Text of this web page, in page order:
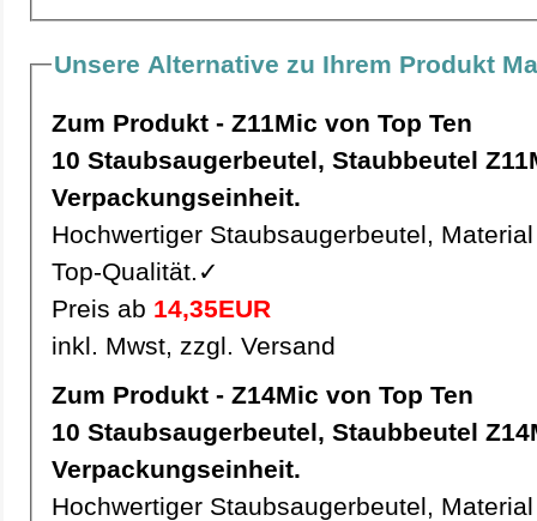
Unsere Alternative zu Ihrem Produkt
Zum Produkt - Z11Mic von Top Ten
10 Staubsaugerbeutel, Staubbeutel Z11Mic pro
Verpackungseinheit.
Hochwertiger Staubsaugerbeutel,
Top-Qualität.✓
Preis ab 14,35EUR
inkl. Mwst, zzgl. Versand
Zum Produkt - Z14Mic von Top Ten
10 Staubsaugerbeutel, Staubbeutel Z14Mic pro
Verpackungseinheit.
Hochwertiger Staubsaugerbeutel,